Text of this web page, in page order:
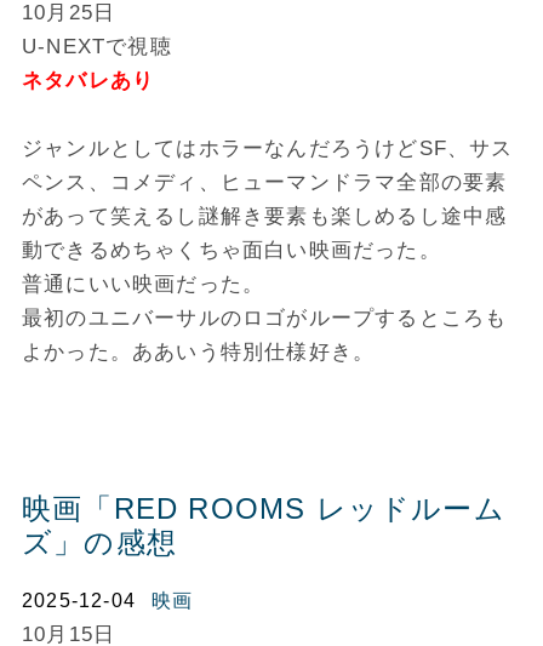
10月25日
U-NEXTで視聴
ネタバレあり
ジャンルとしてはホラーなんだろうけどSF、サス
ペンス、コメディ、ヒューマンドラマ全部の要素
があって笑えるし謎解き要素も楽しめるし途中感
動できるめちゃくちゃ面白い映画だった。
普通にいい映画だった。
最初のユニバーサルのロゴがループするところも
よかった。ああいう特別仕様好き。
映画「RED ROOMS レッドルーム
ズ」の感想
2025-12-04 映画
10月15日